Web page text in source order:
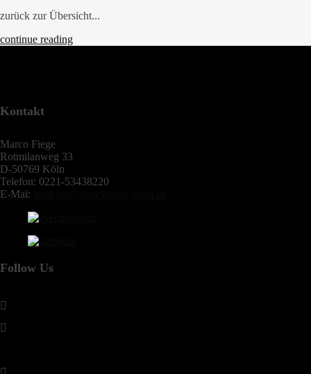
zurück zur Übersicht...
continue reading
Kontakt
Marco Fiege
Rotmilanweg 33
D-50769 Köln
Telefon: 0221-53438220
E-Mai:
Follow Us